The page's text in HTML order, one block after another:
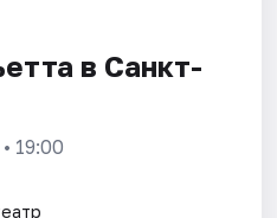
в Санкт-
19:00